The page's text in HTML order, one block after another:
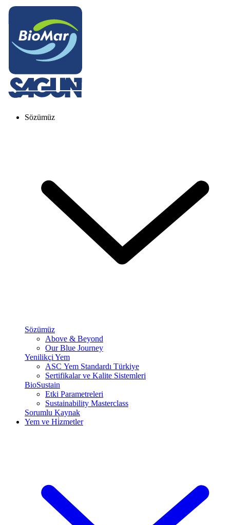
Sözümüz
Sözümüz
Above & Beyond
Our Blue Journey
Yenilikçi Yem
ASC Yem Standardı Türkiye
Sertifikalar ve Kalite Sistemleri
BioSustain
Etki Parametreleri
Sustainability Masterclass
Sorumlu Kaynak
Yem ve Hi̇zmetler